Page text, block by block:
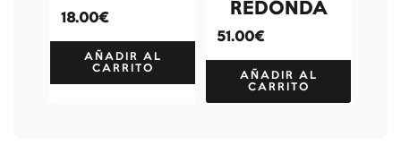
18.00€
AÑADIR AL
CARRITO
REDONDA
51.00€
AÑADIR AL
CARRITO